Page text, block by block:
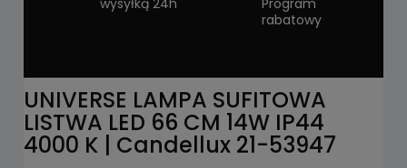
rabatowy
UNIVERSE LAMPA SUFITOWA
LISTWA LED 66 CM 14W IP44
4000 K | Candellux 21-53947